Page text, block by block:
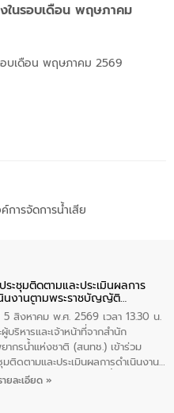
ในรอบเดือน พฤษภาคม
อบเดือน พฤษภาคม 2569
การจัดการน้ำเสีย
ระชุมติดตามและประเมินผลการ
นงานตามพระราชบัญญัติ
ากรน้ำ พ.ศ. 2561 ประจำ
ระมาณ พ.ศ. 2569
5 สิงหาคม พ.ศ. 2569 เวลา 13.30 น.
บริหารและเจ้าหน้าที่จากสำนัก
ากรน้ำแห่งชาติ (สนทช.) เข้าร่วม
มติดตามและประเมินผลการดำเนินงาน
ระราชบัญญัติทรัพยากรน้ำ พ.ศ. 2561
ายละเอียด »